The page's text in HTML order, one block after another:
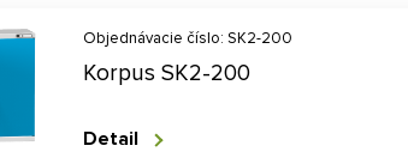
Objednávacie číslo: SK2-200
Korpus SK2-200
Detail